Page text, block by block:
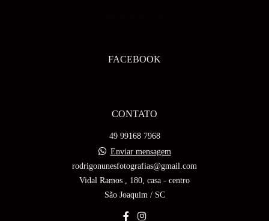
FACEBOOK
CONTATO
49 99168 7968
Enviar mensagem
rodrigonunesfotografias@gmail.com
Vidal Ramos , 180, casa - centro
São Joaquim / SC